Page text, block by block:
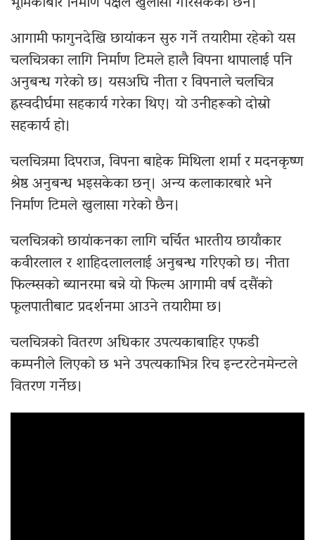
आगामी फागुनदेखि छायांकन सुरु गर्ने तयारीमा रहेको यस
चलचित्रका लागि निर्माण टिमले हालै विपना थापालाई पनि
अनुबन्ध गरेको छ। यसअघि नीता र विपनाले चलचित्र
ह्रस्वदीर्घमा सहकार्य गरेका थिए। यो उनीहरूको दोस्रो
सहकार्य हो।
चलचित्रमा दिपराज, विपना बाहेक मिथिला शर्मा र मदनकृष्ण
श्रेष्ठ अनुबन्ध भइसकेका छन्। अन्य कलाकारबारे भने
निर्माण टिमले खुलासा गरेको छैन।
चलचित्रको छायांकनका लागि चर्चित भारतीय छायाँकार
कवीरलाल र शाहिदलाललाई अनुबन्ध गरिएको छ। नीता
फिल्म्सको ब्यानरमा बन्ने यो फिल्म आगामी वर्ष दसैंको
फूलपातीबाट प्रदर्शनमा आउने तयारीमा छ।
चलचित्रको वितरण अधिकार उपत्यकाबाहिर एफडी
कम्पनीले लिएको छ भने उपत्यकाभित्र रिच इन्टरटेनमेन्टले
वितरण गर्नेछ।